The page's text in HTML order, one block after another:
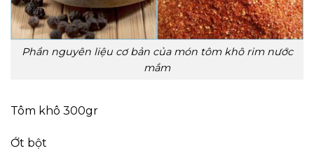
Phần nguyên liệu cơ bản của món tôm khô rim nước
mắm
Tôm khô 300gr
Ớt bột